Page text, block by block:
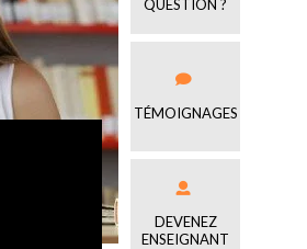
QUESTION ?
TÉMOIGNAGES
DEVENEZ
ENSEIGNANT